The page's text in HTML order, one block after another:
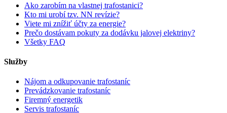
Ako zarobím na vlastnej trafostanici?
Kto mi urobí tzv. NN revízie?
Viete mi znížiť účty za energie?
Prečo dostávam pokuty za dodávku jalovej elektriny?
Všetky FAQ
Služby
Nájom a odkupovanie trafostaníc
Prevádzkovanie trafostaníc
Firemný energetik
Servis trafostaníc